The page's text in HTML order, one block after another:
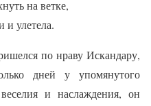
на ветке,
и улетела.
по нраву Искандару,
дней у упомянутого
и наслаждения, он